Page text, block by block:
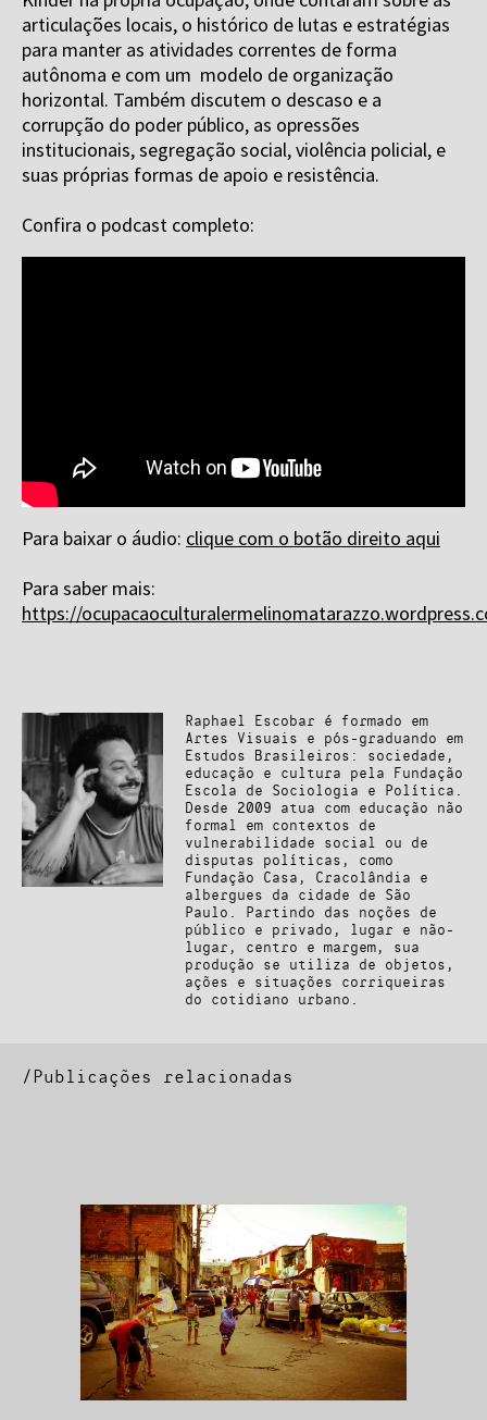
articulações locais, o histórico de lutas e estratégias
para manter as atividades correntes de forma
autônoma e com um modelo de organização
horizontal. Também discutem o descaso e a
corrupção do poder público, as opressões
institucionais, segregação social, violência policial, e
suas próprias formas de apoio e resistência.
Confira o podcast completo:
Para baixar o áudio: clique com o botão direito aqui
Para saber mais:
https://
Raphael Escobar é formado em
Artes Visuais e pós-graduando em
Estudos Brasileiros: sociedade,
educação e cultura pela Fundação
Escola de Sociologia e Política.
Desde 2009 atua com educação não
formal em contextos de
vulnerabilidade social ou de
disputas políticas, como
Fundação Casa, Cracolândia e
albergues da cidade de São
Paulo. Partindo das noções de
público e privado, lugar e não-
lugar, centro e margem, sua
produção se utiliza de objetos,
ações e situações corriqueiras
do cotidiano urbano.
/Publicações relacionadas